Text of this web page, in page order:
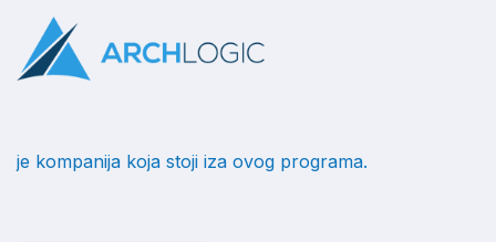
je kompanija koja stoji iza ovog programa.